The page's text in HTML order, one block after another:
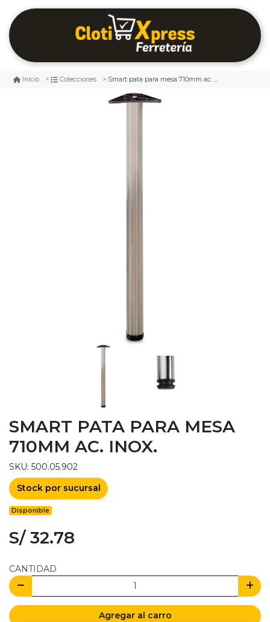
Inicio Colecciones Smart pata para mesa 710mm ac. inox.
SMART PATA PARA MESA
710MM AC. INOX.
SKU: 500.05.902
Stock por sucursal
Disponible
S/ 32.78
CANTIDAD
Agregar al carro